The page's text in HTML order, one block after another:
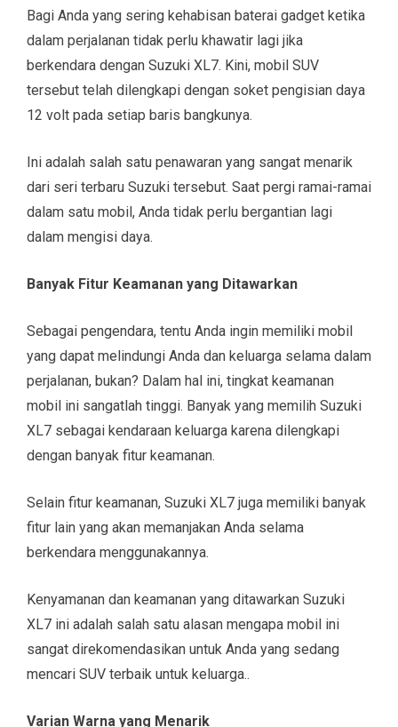
Bagi Anda yang sering kehabisan baterai gadget ketika
dalam perjalanan tidak perlu khawatir lagi jika
berkendara dengan Suzuki XL7. Kini, mobil SUV
tersebut telah dilengkapi dengan soket pengisian daya
12 volt pada setiap baris bangkunya.
Ini adalah salah satu penawaran yang sangat menarik
dari seri terbaru Suzuki tersebut. Saat pergi ramai-ramai
dalam satu mobil, Anda tidak perlu bergantian lagi
dalam mengisi daya.
Banyak Fitur Keamanan yang Ditawarkan
Sebagai pengendara, tentu Anda ingin memiliki mobil
yang dapat melindungi Anda dan keluarga selama dalam
perjalanan, bukan? Dalam hal ini, tingkat keamanan
mobil ini sangatlah tinggi. Banyak yang memilih Suzuki
XL7 sebagai kendaraan keluarga karena dilengkapi
dengan banyak fitur keamanan.
Selain fitur keamanan, Suzuki XL7 juga memiliki banyak
fitur lain yang akan memanjakan Anda selama
berkendara menggunakannya.
Kenyamanan dan keamanan yang ditawarkan Suzuki
XL7 ini adalah salah satu alasan mengapa mobil ini
sangat direkomendasikan untuk Anda yang sedang
mencari SUV terbaik untuk keluarga..
Varian Warna yang Menarik